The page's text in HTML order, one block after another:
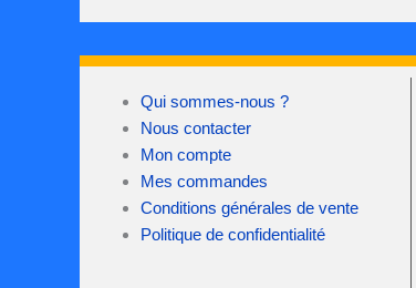
Qui sommes-nous ?
Nous contacter
Mon compte
Mes commandes
Conditions générales de vente
Politique de confidentialité